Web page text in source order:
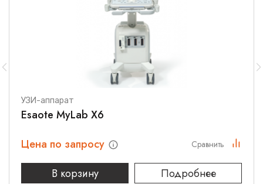
УЗИ-аппарат
Esaote MyLab X6
Цена по запросу
В корзину
Подробнее
Сравнить